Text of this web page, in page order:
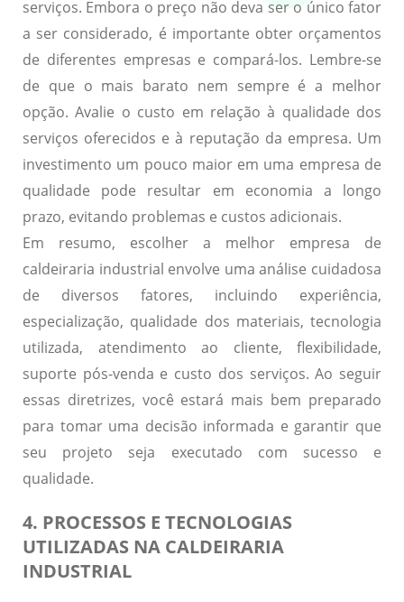
serviços. Embora o preço não deva ser o único fator
a ser considerado, é importante obter orçamentos
de diferentes empresas e compará-los. Lembre-se
de que o mais barato nem sempre é a melhor
opção. Avalie o custo em relação à qualidade dos
serviços oferecidos e à reputação da empresa. Um
investimento um pouco maior em uma empresa de
qualidade pode resultar em economia a longo
prazo, evitando problemas e custos adicionais.
Em resumo, escolher a melhor empresa de
caldeiraria industrial envolve uma análise cuidadosa
de diversos fatores, incluindo experiência,
especialização, qualidade dos materiais, tecnologia
utilizada, atendimento ao cliente, flexibilidade,
suporte pós-venda e custo dos serviços. Ao seguir
essas diretrizes, você estará mais bem preparado
para tomar uma decisão informada e garantir que
seu projeto seja executado com sucesso e
qualidade.
4. PROCESSOS E TECNOLOGIAS
UTILIZADAS NA CALDEIRARIA
INDUSTRIAL